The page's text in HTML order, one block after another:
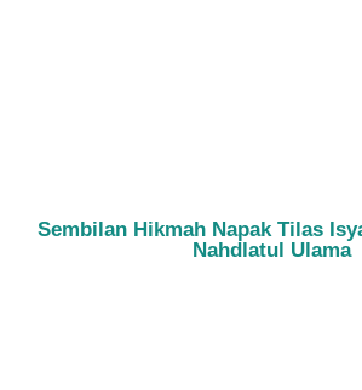
Sembilan Hikmah Napak Tilas
Nahdlatul Ulama